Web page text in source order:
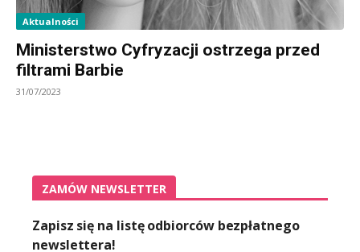
Aktualności
Ministerstwo Cyfryzacji ostrzega przed
filtrami Barbie
31/07/2023
ZAMÓW NEWSLETTER
Zapisz się na listę odbiorców bezpłatnego
newslettera!